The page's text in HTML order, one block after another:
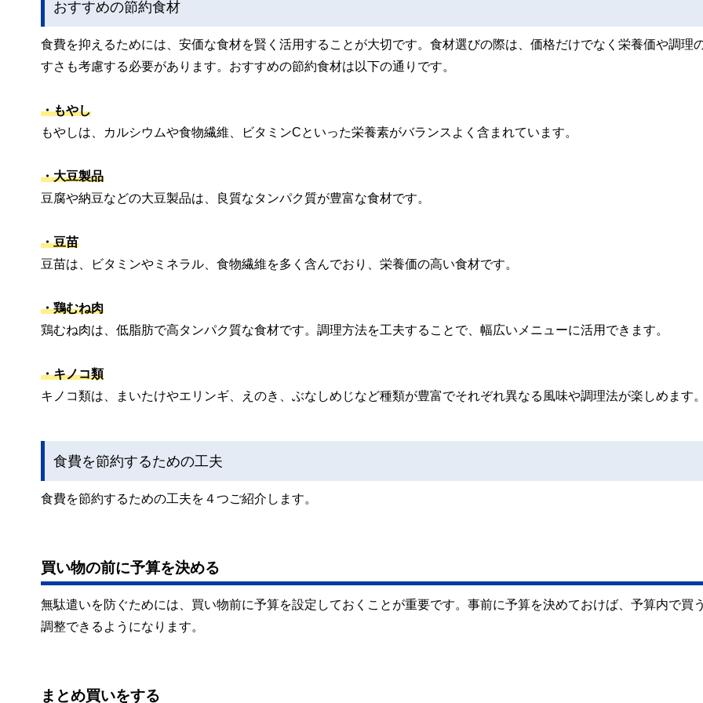
おすすめの節約食材
食費を抑えるためには、安価な食材を賢く活用することが大切です。食材選びの際は、価格だけでなく栄養価や調理
すさも考慮する必要があります。おすすめの節約食材は以下の通りです。
・もやし
もやしは、カルシウムや食物繊維、ビタミンCといった栄養素がバランスよく含まれています。
・大豆製品
豆腐や納豆などの大豆製品は、良質なタンパク質が豊富な食材です。
・豆苗
豆苗は、ビタミンやミネラル、食物繊維を多く含んでおり、栄養価の高い食材です。
・鶏むね肉
鶏むね肉は、低脂肪で高タンパク質な食材です。調理方法を工夫することで、幅広いメニューに活用できます。
・キノコ類
キノコ類は、まいたけやエリンギ、えのき、ぶなしめじなど種類が豊富でそれぞれ異なる風味や調理法が楽しめます
食費を節約するための工夫
食費を節約するための工夫を４つご紹介します。
買い物の前に予算を決める
無駄遣いを防ぐためには、買い物前に予算を設定しておくことが重要です。事前に予算を決めておけば、予算内で買
調整できるようになります。
まとめ買いをする